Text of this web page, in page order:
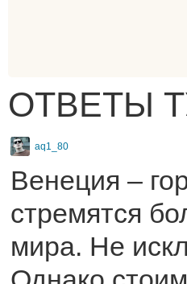
ОТВЕТЫ
aq1_80
Венеция –
стремятся
мира. Не